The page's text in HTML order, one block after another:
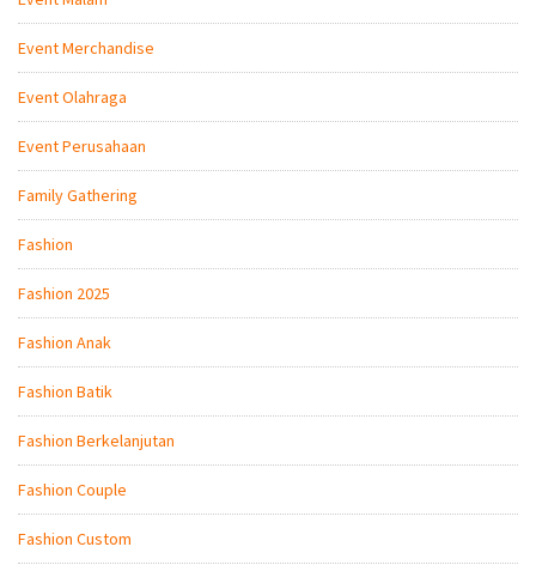
Event Merchandise
Event Olahraga
Event Perusahaan
Family Gathering
Fashion
Fashion 2025
Fashion Anak
Fashion Batik
Fashion Berkelanjutan
Fashion Couple
Fashion Custom